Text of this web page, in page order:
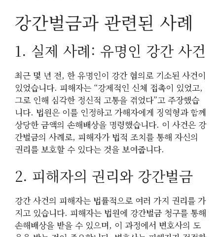
강간벌금과 관련된 사례
1. 실제 사례: 유명인 강간 사건
최근 몇 년 전, 한 유명인이 강간 혐의로 기소된 사건이
있었습니다. 피해자는 “강제적인 신체 접촉이 있었고,
그로 인해 심각한 정신적 고통을 겪었다”고 주장했습
니다. 법원은 이를 인정하고 가해자에게 징역형과 함께
상당한 금액의 손해배상을 명령했습니다. 이 사건은 강
간벌금의 사례로, 피해자가 법적 조치를 통해 자신의
권리를 보호할 수 있다는 것을 보여줍니다.
2. 피해자의 권리와 강간벌금
강간 사건의 피해자는 법률적으로 여러 가지 권리를 가
지고 있습니다. 피해자는 법원에 강간벌금 청구를 통해
손해배상을 받을 수 있으며, 이 과정에서 변호사의 도